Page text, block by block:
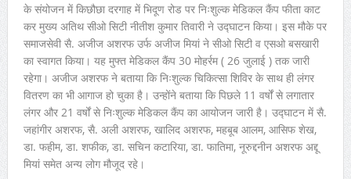
के संयोजन में किछौछा दरगाह में भिदूण रोड पर निःशुल्क मेडिकल कैंप फीता काट
कर मुख्य अतिथ सीओ सिटी नीतीश कुमार तिवारी ने उद्घाटन किया। इस मौके पर
समाजसेवी सै. अजीज अशरफ उर्फ अजीज मियां ने सीओ सिटी व एसओ बसखारी
का स्वागत किया। यह मुफ्त मेडिकल कैंप 30 मोहर्रम ( 26 जुलाई ) तक जारी
रहेगा। अजीज अशरफ ने बताया कि निःशुल्क चिकित्सा शिविर के साथ ही लंगर
वितरण का भी आगाज हो चुका है। उन्होंने बताया कि पिछले 11 वर्षों से लगातार
लंगर और 21 वर्षों से निःशुल्क मेडिकल कैंप का आयोजन जारी है। उद्घाटन में सै.
जहांगीर अशरफ, सै. अली अशरफ, खालिद अशरफ, महबूब आलम, आसिफ शेख,
डा. फहीम, डा. शफीक, डा. सचिन कटारिया, डा. फातिमा, नूरुद्दनीन अशरफ अद्दू
मियां समेत अन्य लोग मौजूद रहे।